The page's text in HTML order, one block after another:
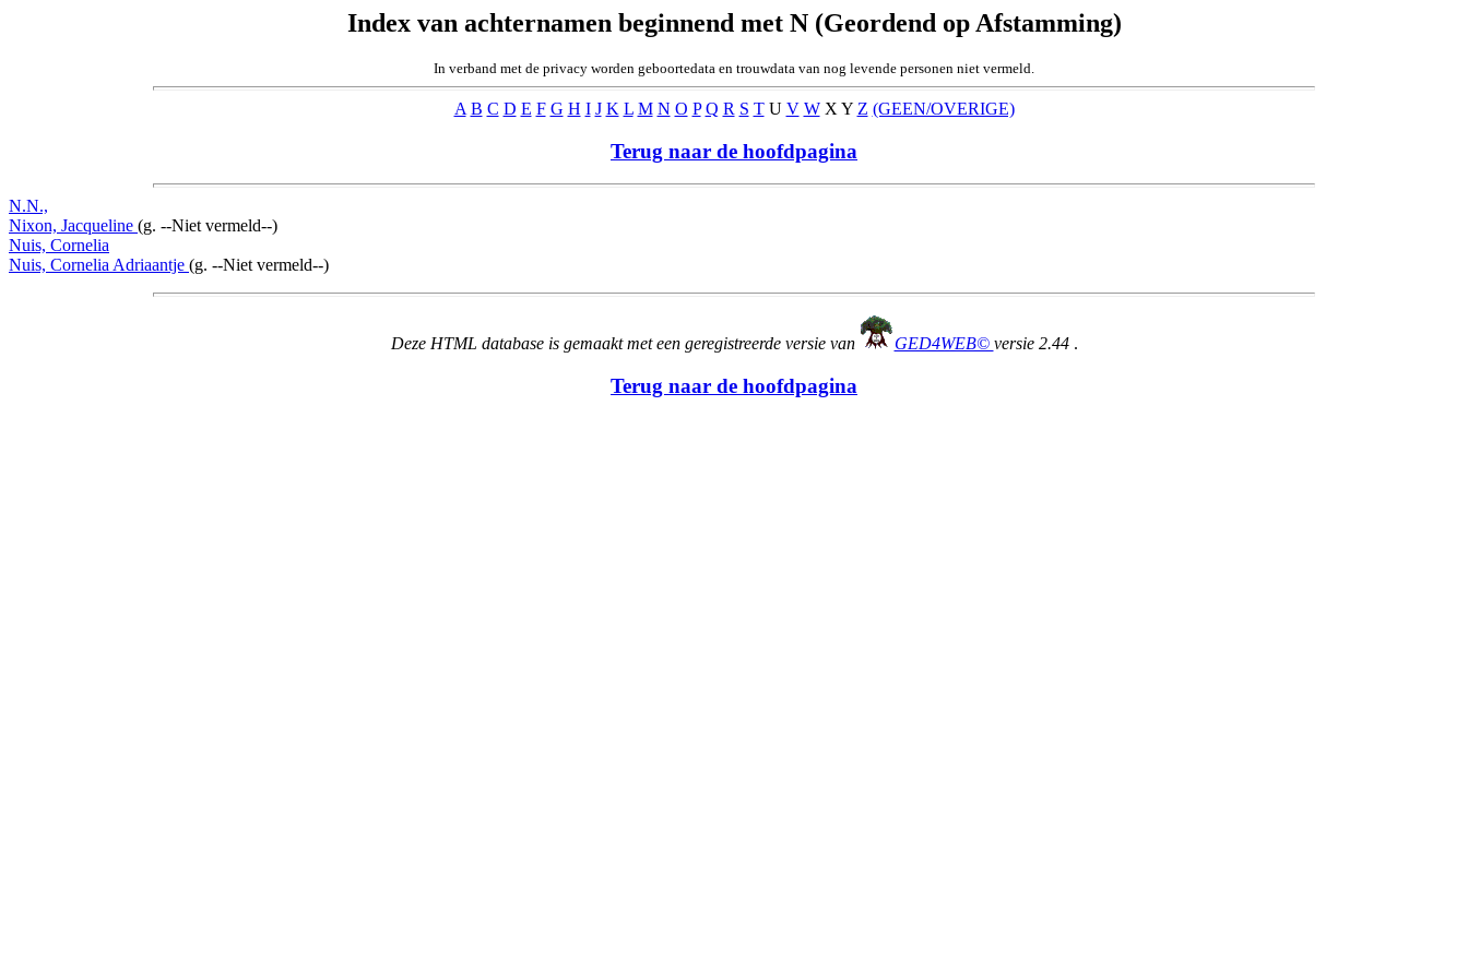
Index van achternamen beginnend met N (Geordend op Afstamming)
In verband met de privacy worden geboortedata en trouwdata van nog levende personen niet vermeld.
A B C D E F G H I J K L M N O P Q R S TU V WX Y Z (GEEN/OVERIGE)
Terug naar de hoofdpagina
N.N.,
Nixon, Jacqueline (g. --Niet vermeld--)
Nuis, Cornelia
Nuis, Cornelia Adriaantje (g. --Niet vermeld--)
Deze HTML database is gemaakt met een geregistreerde versie van GED4WEB© versie 2.44 .
Terug naar de hoofdpagina